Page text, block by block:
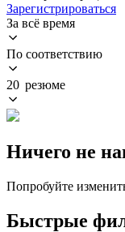
Зарегистрироваться
За всё время
По соответствию
20 резюме
Ничего не
Попробуйте
Быстрые